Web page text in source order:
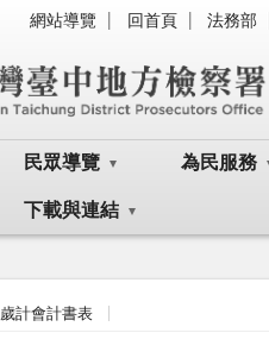
網站導覽 回首頁 法務部
民眾導覽 為民服務
下載與連結
歲計會計書表